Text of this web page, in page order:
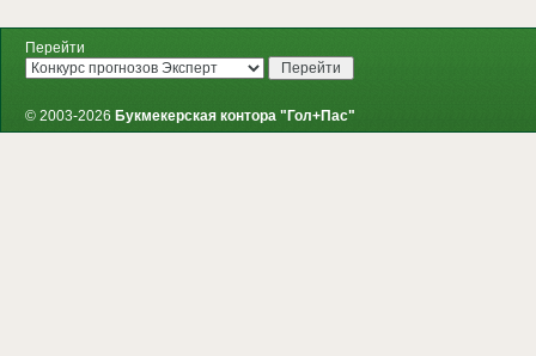
Перейти
© 2003-2026 Букмекерская контора "Гол+Пас"